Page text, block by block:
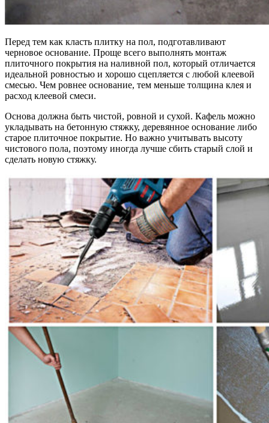
Перед тем как класть плитку на пол, подготавливают
черновое основание. Проще всего выполнять монтаж
плиточного покрытия на наливной пол, который отличается
идеальной ровностью и хорошо сцепляется с любой клеевой
смесью. Чем ровнее основание, тем меньше толщина клея и
расход клеевой смеси.
Основа должна быть чистой, ровной и сухой. Кафель можно
укладывать на бетонную стяжку, деревянное основание либо
старое плиточное покрытие. Но важно учитывать высоту
чистового пола, поэтому иногда лучше сбить старый слой и
сделать новую стяжку.